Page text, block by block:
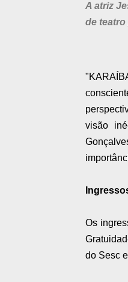
A atriz
de
visão
Os
do Sesc